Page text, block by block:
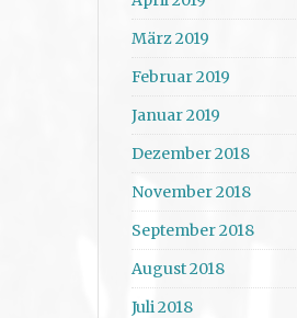
März 2019
Februar 2019
Januar 2019
Dezember 2018
November 2018
September 2018
August 2018
Juli 2018